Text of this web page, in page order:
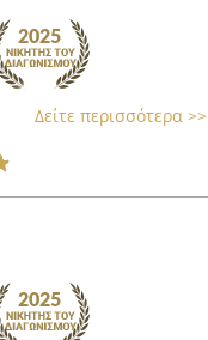
Δείτε περισσότερα >>